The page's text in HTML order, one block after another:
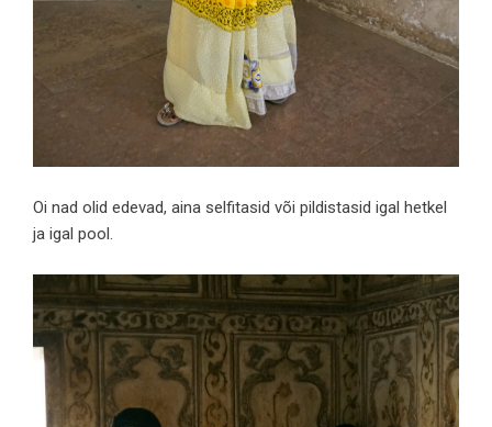
Oi nad olid edevad, aina selfitasid või pildistasid igal hetkel
ja igal pool.